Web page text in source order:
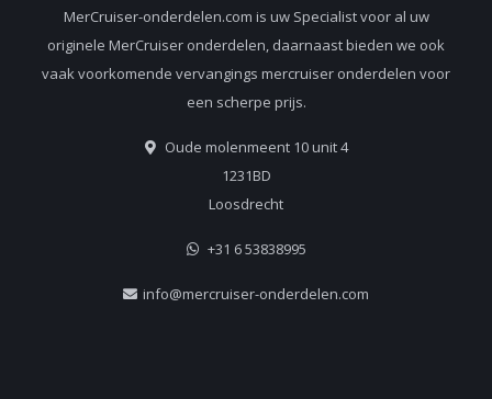
MerCruiser-onderdelen.com is uw Specialist voor al uw
originele MerCruiser onderdelen, daarnaast bieden we ook
vaak voorkomende vervangings mercruiser onderdelen voor
een scherpe prijs.
Oude molenmeent 10 unit 4
1231BD
Loosdrecht
+31 6 53838995
info@mercruiser-onderdelen.com